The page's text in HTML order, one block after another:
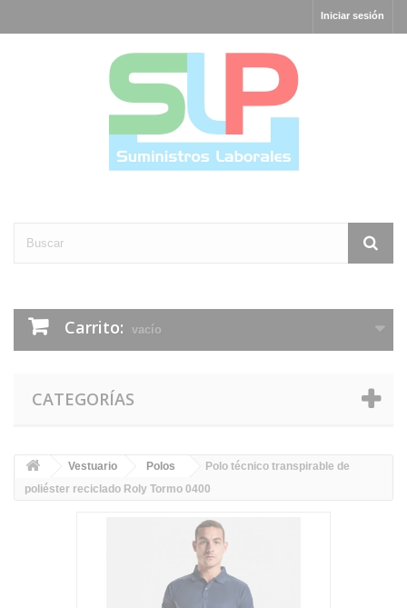
Iniciar sesión
Carrito: vacío
CATEGORÍAS
Vestuario Polos
Polo técnico transpirable de
poliéster reciclado Roly Tormo 0400